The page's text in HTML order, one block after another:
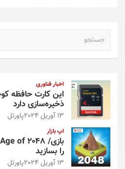
اخبار فناوری
ذخیره‌سازی دارد
13 آوریل 2024 پاورتل
اپ بازار
را بسازید
13 آوریل 2024 پاورتل